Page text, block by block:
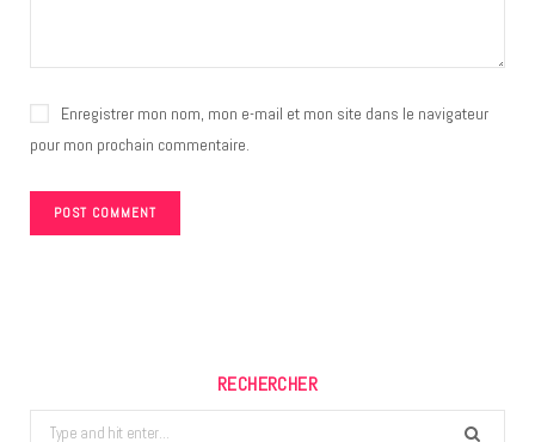
Enregistrer mon nom, mon e-mail et mon site dans le navigateur
pour mon prochain commentaire.
RECHERCHER
Search